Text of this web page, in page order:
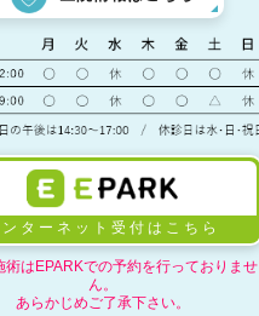
ンターネット受付はこちら
はEPARKでの予約を行っておりませ
ん。
あらかじめご了承下さい。